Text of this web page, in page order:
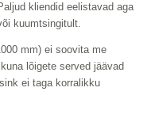
kliendid eelistavad aga
kuumtsingitult.
mm) ei soovita me
lõigete served jäävad
ei taga korralikku